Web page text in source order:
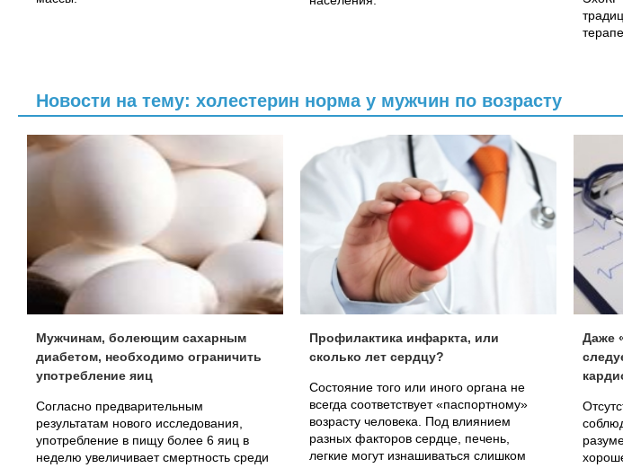
Новости на тему: холестерин норма у мужчин по возрасту
Мужчинам, болеющим сахарным
диабетом, необходимо ограничить
употребление яиц
Согласно предварительным
результатам нового исследования,
употребление в пищу более 6 яиц в
неделю увеличивает смертность среди
Профилактика инфаркта, или
сколько лет сердцу?
Состояние того или иного органа не
всегда соответствует «паспортному»
возрасту человека. Под влиянием
разных факторов сердце, печень,
легкие могут изнашиваться слишком
Даже